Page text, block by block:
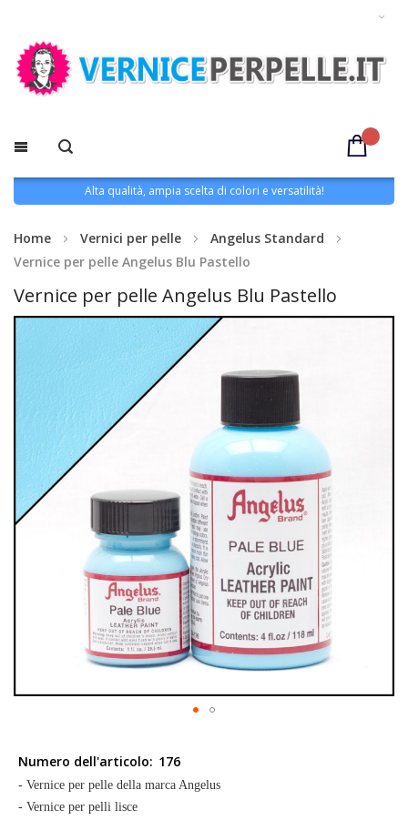
Alta qualità, ampia scelta di colori e versatilità!
Home Vernici per pelle
Angelus Standard
Vernice per pelle Angelus Blu Pastello
Vernice per pelle Angelus Blu Pastello
immagini
all'inizio
Numero dell'articolo: 176
- Vernice per pelle della marca Angelus
- Vernice per pelli lisce